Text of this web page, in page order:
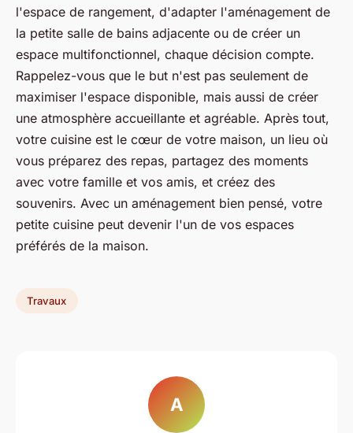
l'espace de rangement, d'adapter l'aménagement de
la petite salle de bains adjacente ou de créer un
espace multifonctionnel, chaque décision compte.
Rappelez-vous que le but n'est pas seulement de
maximiser l'espace disponible, mais aussi de créer
une atmosphère accueillante et agréable. Après tout,
votre cuisine est le cœur de votre maison, un lieu où
vous préparez des repas, partagez des moments
avec votre famille et vos amis, et créez des
souvenirs. Avec un aménagement bien pensé, votre
petite cuisine peut devenir l'un de vos espaces
préférés de la maison.
Travaux
A